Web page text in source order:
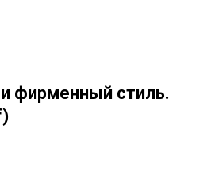
фирменный стиль.